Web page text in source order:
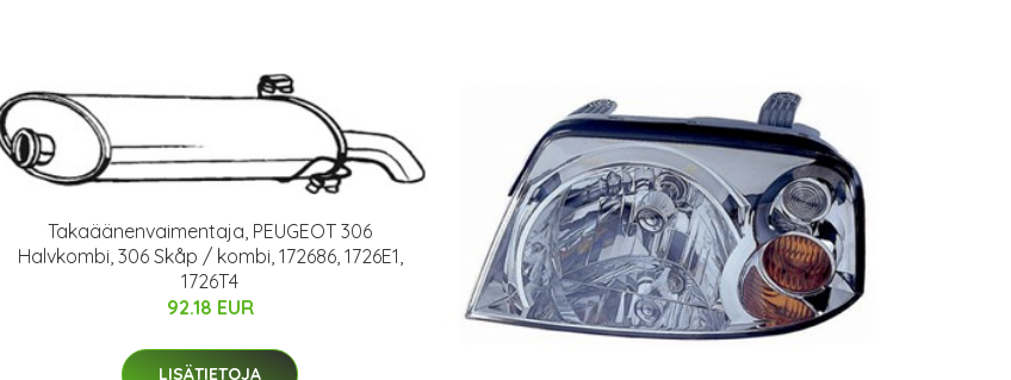
Takaäänenvaimentaja, PEUGEOT 306
Halvkombi, 306 Skåp / kombi, 172686, 1726E1,
1726T4
92.18 EUR
LISÄTIETOJA